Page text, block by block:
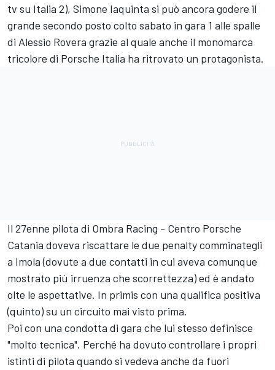
tv su Italia 2), Simone Iaquinta si può ancora godere il
grande secondo posto colto sabato in gara 1 alle spalle
di Alessio Rovera grazie al quale anche il monomarca
tricolore di Porsche Italia ha ritrovato un protagonista.
Il 27enne pilota di Ombra Racing - Centro Porsche
Catania doveva riscattare le due penalty comminategli
a Imola (dovute a due contatti in cui aveva comunque
mostrato più irruenza che scorrettezza) ed è andato
olte le aspettative. In primis con una qualifica positiva
(quinto) su un circuito mai visto prima.
Poi con una condotta di gara che lui stesso definisce
"molto tecnica". Perché ha dovuto controllare i propri
istinti di pilota quando si vedeva anche da fuori